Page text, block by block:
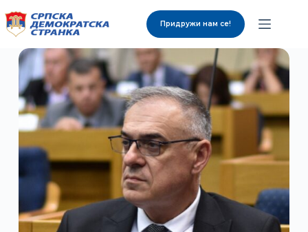
О нама
Органи странке
Вијести
Изабрани представници
Контакт
Придружи нам се!